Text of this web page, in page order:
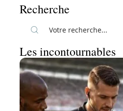
Recherche
Les incontournables